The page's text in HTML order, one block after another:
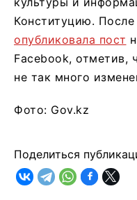
Конституцию. После
опубликовала пост
Facebook, отметив,
не так много
Фото: Gov.kz
Поделиться